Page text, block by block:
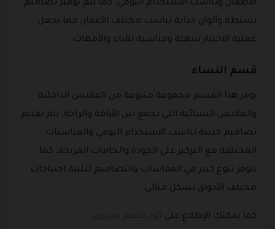
الأطفال وتناسب الاستخدام اليومي، كما يتم توفير تصاميم
بسيطة وألوان جذابة تناسب مختلف الأعمار، مما يجعل
عملية الاختيار سهلة ومناسبة للآباء والأمهات.
قسم النساء
يوفر هذا القسم مجموعة متنوعة من الملابس الداخلية
والملابس النسائية التي تجمع بين الأناقة والراحة، يتم تقديم
تصاميم حديثة تناسب الاستخدام اليومي والمناسبات
المختلفة مع التركيز على الجودة والخامات المريحة، كما
يتوفر تنوع كبير في المقاسات والتصاميم لتلبية احتياجات
مختلف الأذواق بشكل مثالي.
كما يمكنك الإطلاع على كود خصم سيزون.